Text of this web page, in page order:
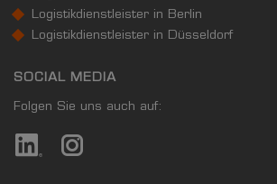
Logistikdienstleister in Berlin
Logistikdienstleister in Düsseldorf
SOCIAL MEDIA
Folgen Sie uns auch auf: